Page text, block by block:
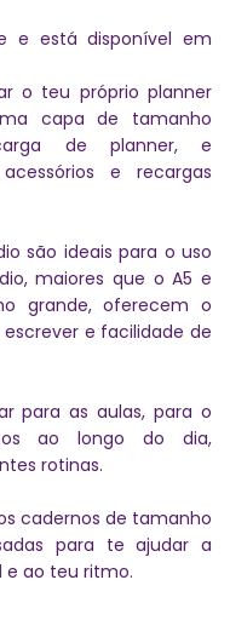
e está disponível em
o teu próprio planner
capa de tamanho
de planner, e
e recargas
são ideais para o uso
maiores que o A5 e
grande, oferecem o
e facilidade de
para as aulas, para o
ao longo do dia,
rotinas.
cadernos de tamanho
para te ajudar a
e ao teu ritmo.